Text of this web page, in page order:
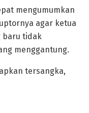
mengumumkan
agar ketua
baru tidak
menggantung.
tersangka,